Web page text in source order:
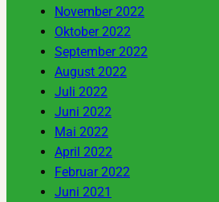
November 2022
Oktober 2022
September 2022
August 2022
Juli 2022
Juni 2022
Mai 2022
April 2022
Februar 2022
Juni 2021